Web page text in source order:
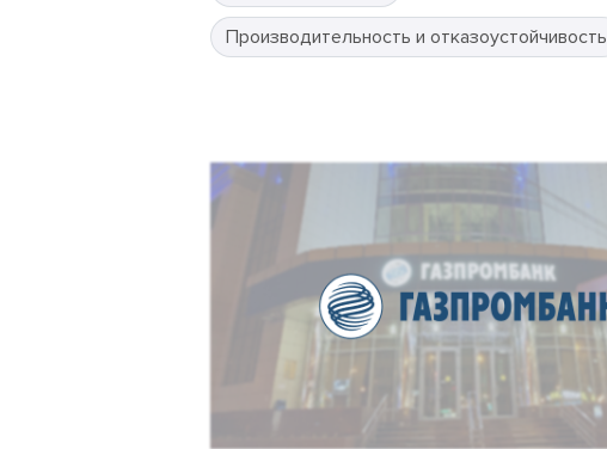
Производительность и отказоустойчивость